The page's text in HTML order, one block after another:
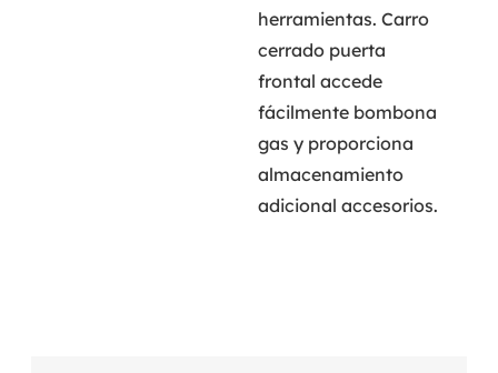
herramientas. Carro
cerrado puerta
frontal accede
fácilmente bombona
gas y proporciona
almacenamiento
adicional accesorios.